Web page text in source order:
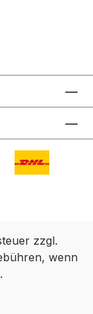
zzgl.
wenn